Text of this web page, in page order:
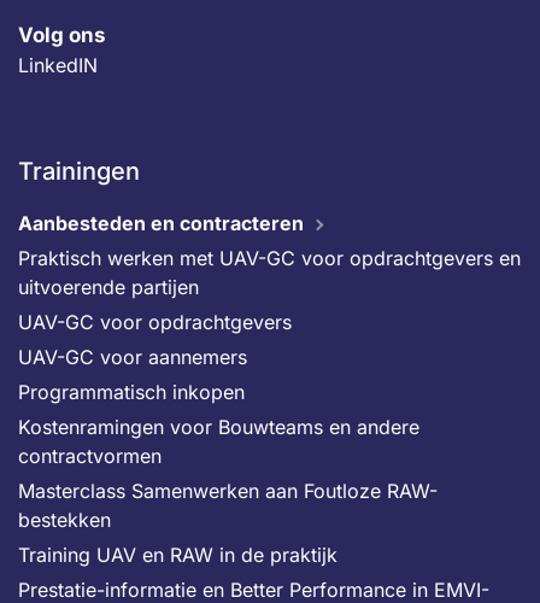
Volg ons
LinkedIN
Trainingen
Aanbesteden en contracteren
Praktisch werken met UAV-GC voor opdrachtgevers en
uitvoerende partijen
UAV-GC voor opdrachtgevers
UAV-GC voor aannemers
Programmatisch inkopen
Kostenramingen voor Bouwteams en andere
contractvormen
Masterclass Samenwerken aan Foutloze RAW-
bestekken
Training UAV en RAW in de praktijk
Prestatie-informatie en Better Performance in EMVI-